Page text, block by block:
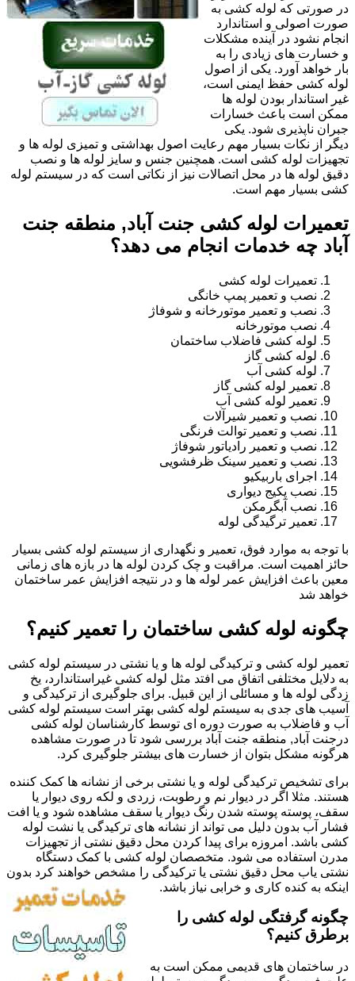
در صورتی که لوله کشی به
صورت اصولی و استاندارد
انجام نشود در آینده مشکلات
و خسارت های زیادی را به
بار خواهد آورد. یکی از اصول
لوله کشی حفظ ایمنی است،
غیر استاندار بودن لوله ها
ممکن است باعث خسارات
جبران ناپذیری شود. یکی
دیگر از نکات بسیار مهم رعایت اصول بهداشتی و تمیزی لوله ها و
تجهیزات لوله کشی است. همچنین جنس و سایز لوله ها و نصب
دقیق لوله ها در محل اتصالات نیز از نکاتی است که در سیستم لوله
کشی بسیار مهم است.
تعمیرات لوله کشی جنت آباد, منطقه جنت
آباد چه خدمات انجام می دهد؟
تعمیرات لوله کشی
نصب و تعمیر پمپ خانگی
نصب و تعمیر موتورخانه و شوفاژ
نصب موتورخانه
لوله کشی فاضلاب ساختمان
لوله کشی گاز
لوله کشی آب
تعمیر لوله کشی گاز
تعمیر لوله کشی آب
نصب و تعمیر شیرآلات
نصب و تعمیر توالت فرنگی
نصب و تعمیر رادیاتور شوفاژ
نصب و تعمیر سینک ظرفشویی
اجرای باربیکیو
نصب پکیج دیواری
نصب آبگرمکن
تعمیر ترگیدگی لوله
با توجه به موارد فوق، تعمیر و نگهداری از سیستم لوله کشی بسیار
حائز اهمیت است. مراقبت و چک کردن لوله ها در بازه های زمانی
معین باعث افزایش عمر لوله ها و در نتیجه افزایش عمر ساختمان
خواهد شد
چگونه لوله کشی ساختمان را تعمیر کنیم؟
تعمیر لوله کشی و ترکیدگی لوله ها و یا نشتی در سیستم لوله کشی
به دلایل مختلفی اتفاق می افتد مثل لوله کشی غیراستاندارد، یخ
زدگی لوله ها و مسائلی از این قبیل. برای جلوگیری از ترکیدگی و
آسیب های جدی به سیستم لوله کشی بهتر است سیستم لوله کشی
آب و فاضلاب به صورت دوره ای توسط کارشناسان لوله کشی
درجنت آباد, منطقه جنت آباد بررسی شود تا در صورت مشاهده
هرگونه مشکل بتوان از خسارت های بیشتر جلوگیری کرد.
برای تشخیص ترکیدگی لوله و یا نشتی برخی از نشانه ها کمک کننده
هستند. مثلا اگر در دیوار نم و رطوبت، زردی و لکه روی دیوار یا
سقف، پوسته پوسته شدن رنگ دیوار یا سقف مشاهده شود و یا افت
فشار آب بدون دلیل می تواند از نشانه های ترکیدگی یا نشت لوله
کشی باشد. امروزه برای پیدا کردن محل دقیق نشتی از تجهیزات
مدرن استفاده می شود. متخصصان لوله کشی با کمک دستگاه
نشتی یاب محل دقیق نشتی یا ترکیدگی را مشخص خواهند کرد بدون
اینکه به کنده کاری و خرابی نیاز باشد.
چگونه گرفتگی لوله کشی را
برطرق کنیم؟
در ساختمان های قدیمی ممکن است به